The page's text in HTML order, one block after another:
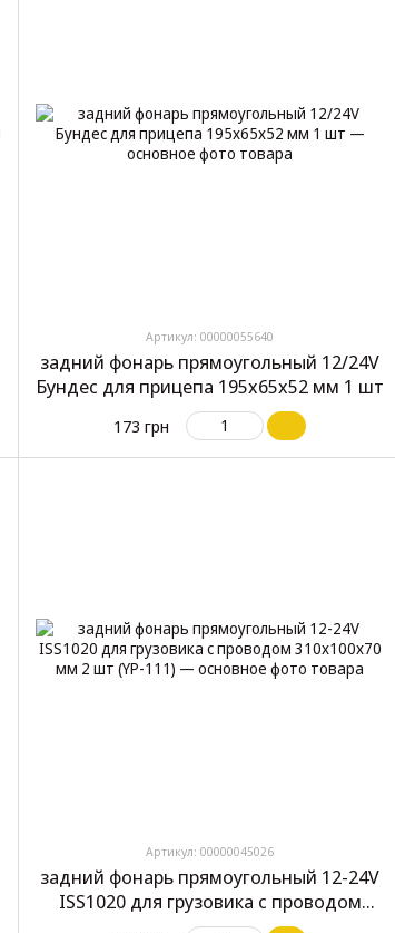
Артикул: 00000055640
задний фонарь прямоугольный 12/24V
Бундес для прицепа 195x65x52 мм 1 шт
173 грн
Артикул: 00000045026
задний фонарь прямоугольный 12-24V
ISS1020 для грузовика с проводом
310x100x70 мм 2 шт (YP-111)